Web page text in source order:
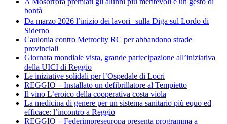
bontà
Da marzo 2026 l’inizio dei lavori sulla Diga sul Lordo di
Siderno
Caulonia contro Metrocity RC per abbandono strade
provinciali
Giornata mondiale vista, grande partecipazione all’iniziativa
della UICI di Reggio
Le iniziative solidali per l’Ospedale di Locri
REGGIO – Installato un defibrillatore al Tempietto
Il vino L’eroico della cooperativa costa viola
La medicina di genere per un sistema sanitario più equo ed
efficace: l’incontro a Reggio
REGGIO – Federimpreseuropa presenta programma a